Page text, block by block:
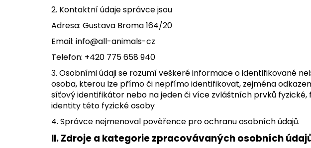
2. Kontaktní údaje správce jsou
Adresa: Gustava Broma 164/20
Email: info@all-animals-cz
Telefon: +420 775 658 940
3. Osobními údaji se rozumí veškeré informace o identifikované
osoba, kterou lze přímo či nepřímo identifikovat, zejména
síťový identifikátor nebo na jeden či více zvláštních prvků
identity této fyzické osoby
4. Správce nejmenoval pověřence pro ochranu osobních údajů.
II.Zdroje a kategorie zpracovávaných osobních